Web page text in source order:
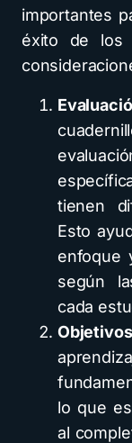
importantes
éxito de los
tienen
Esto
enfoque
según
cada
lo que
al